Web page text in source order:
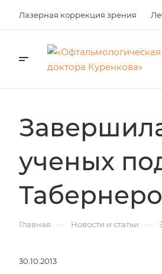
Лазерная коррекция зрения
ученых
Табернеро
Главная — Новости и статьи —
30.10.2013